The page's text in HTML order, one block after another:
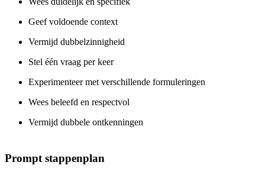
Geef voldoende context
Vermijd dubbelzinnigheid
Stel één vraag per keer
Experimenteer met verschillende formuleringen
Wees beleefd en respectvol
Vermijd dubbele ontkenningen
Prompt stappenplan